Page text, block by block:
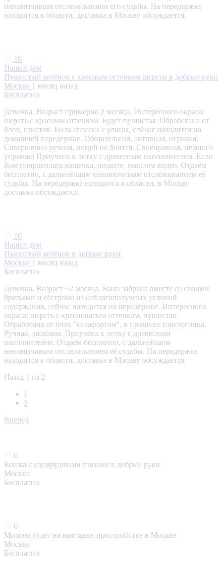
ненавязчивым отслеживанием его судьбы. На передержке
находится в области, доставка в Москву обсуждается.
10
Нашел дом
Пушистый котёнок с красным оттенком шерсти в добрые руки
Москва 1 месяц назад
Бесплатно
Девочка. Возраст примерно 2 месяца. Интересного окраса:
шерсть с красным оттенком. Будет пушистая. Обработана от
блох, глистов. Была спасена с улицы, сейчас находится на
домашней передержке. Общительная, активная, игривая.
Совершенно ручная, людей не боится. Своенравная, немного
упрямая) Приучена к лотку с древесным наполнителем. Если
Вам понравилась кошечка, пишите, вышлем видео. Отдаём
бесплатно, с дальнейшим ненавязчивым отслеживанием её
судьбы. На передержке находится в области, в Москву
доставка обсуждается.
10
Нашел дом
Пушистый котёнок в добрые руки
Москва 1 месяц назад
Бесплатно
Девочка. Возраст ~2 месяца. Была забрана вместе со своими
братьями и сёстрами из неблагополучных условий
содержания, сейчас находится на передержке. Интересного
окраса: шерсть с красноватым оттенком, пушистая.
Обработана от блох "селафортом", в процессе глистогонка.
Ручная, ласковая. Приучена к лотку с древесным
наполнителем. Отдаём бесплатно, с дальнейшим
ненавязчивым отслеживанием её судьбы. На передержке
находится в области, доставка в Москву обсуждается.
Назад 1 из 2
1
2
Вперед
0
Кошка с изумрудными глазами в добрые руки
Москва
Бесплатно
0
Мимоза будет на выставке-пристройстве в Москве
Москва
Бесплатно